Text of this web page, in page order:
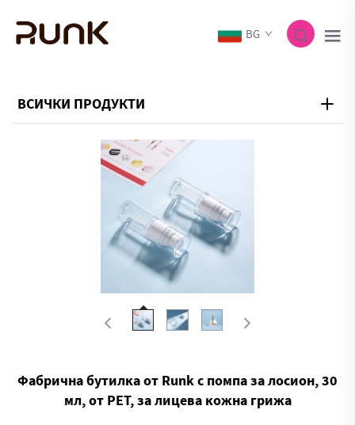
BG
ВСИЧКИ ПРОДУКТИ
Фабрична бутилка от Runk с помпа за лосион, 30
мл, от PET, за лицева кожна грижа